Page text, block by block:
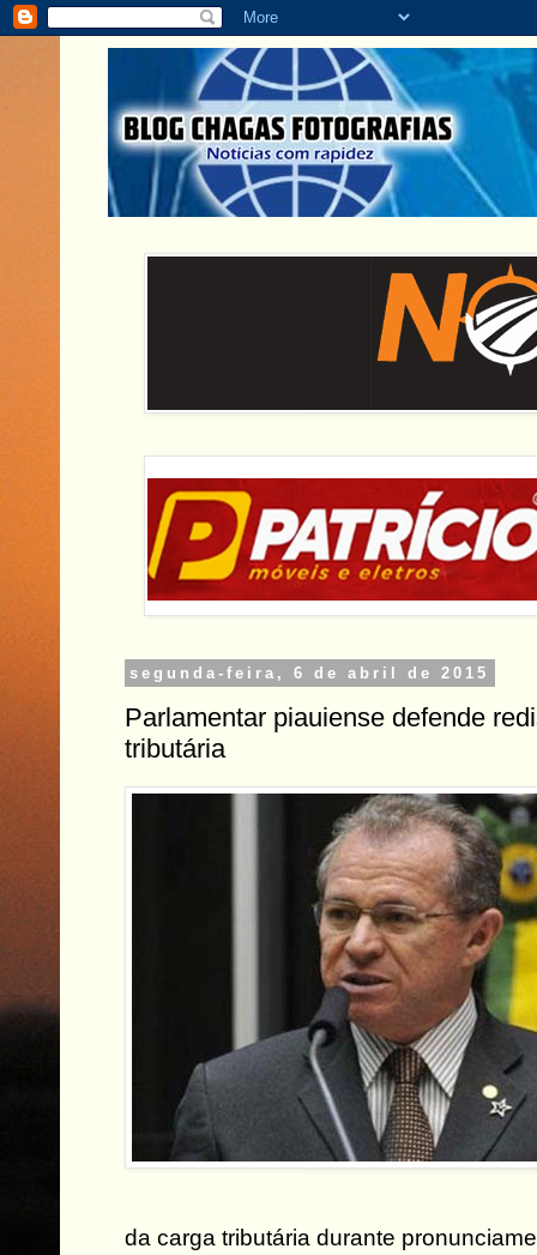
segunda-feira, 6 de abril de 2015
Parlamentar piauiense defende
tributária
da carga tributária durante